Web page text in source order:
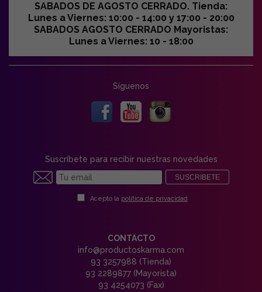
SABADOS DE AGOSTO CERRADO. Tienda:
Lunes a Viernes: 10:00 - 14:00 y 17:00 - 20:00
SABADOS AGOSTO CERRADO Mayoristas:
Lunes a Viernes: 10 - 18:00
Síguenos
Suscríbete para recibir nuestras novedades
SUSCRIBETE
Acepto la política de privacidad
CONTACTO
info@productoskarma.com
93 3257988 (Tienda)
93 2289877 (Mayorista)
93 4254073 (Fax)